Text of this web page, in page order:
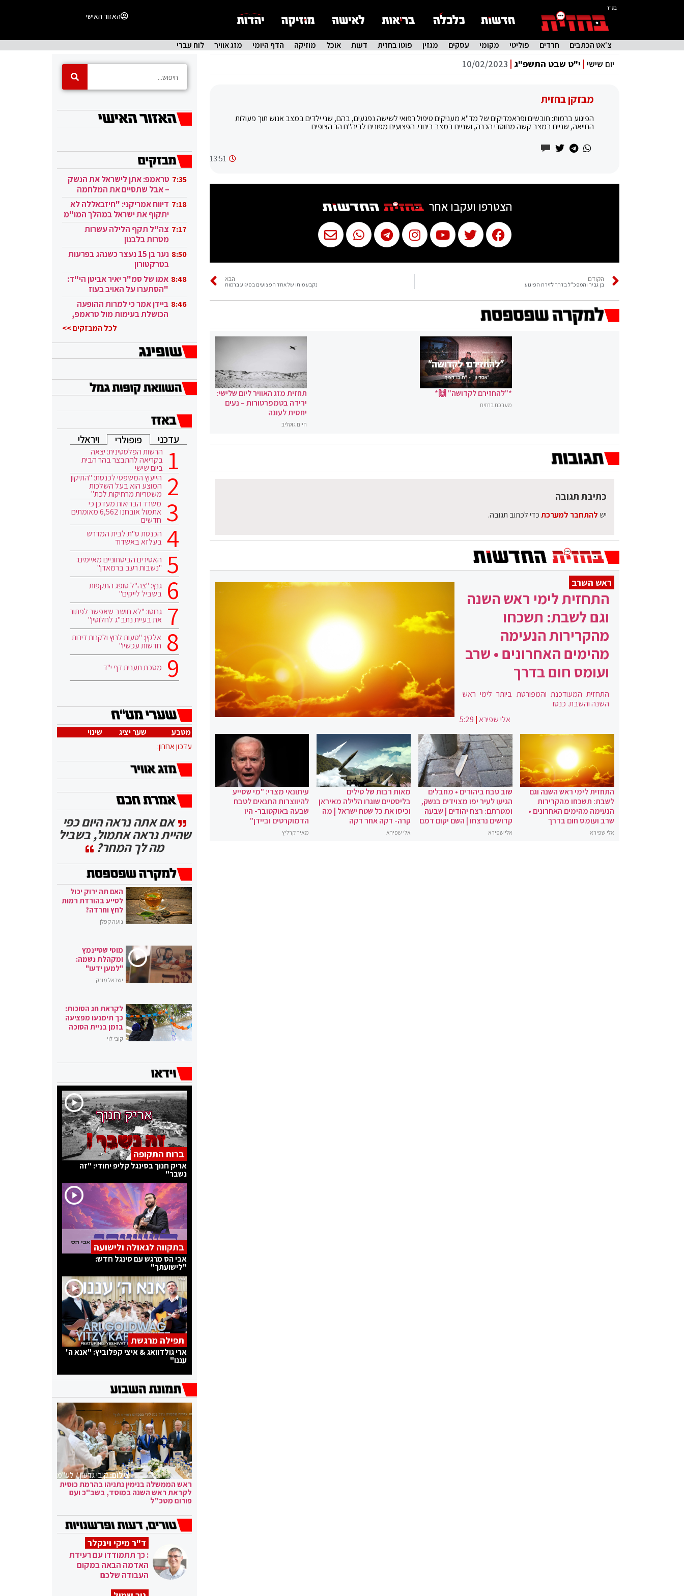
בס"ד
האזור האישי
צ'אט הכתבים חרדים פוליטי מקומי עסקים מגזין פוטו בחזית דעות אוכל מוזיקה הדף היומי מזג אוויר לוח עברי
יום שישי י"ט שבט התשפ"ג 10/02/2023
מבזקן בחזית
הפיגוע ברמות: חובשים ופראמדיקים של מד"א מעניקים טיפול רפואי לשישה נפגעים, בהם, שני ילדים במצב אנוש תוך פעולות
החייאה, שניים במצב קשה מחוסרי הכרה, ושניים במצב בינוני. הפצועים מפונים לביה"ח הר הצופים
13:51
הצטרפו ועקבו אחר
הקודם
בן גביר והמפכ"ל בדרך לזירת הפיגוע
הבא
נקבע מותו של אחד הפצועים בפיגוע ברמות
*"להחזירם לקדושה" 🙌*
מערכת בחזית
תחזית מזג האוויר ליום שלישי:
ירידה בטמפרטורות – נעים
יחסית לעונה
חיים גוטליב
כתיבת תגובה
יש להתחבר למערכתכדי לכתוב תגובה.
ראש השרב
התחזית לימי ראש השנה
וגם לשבת: תשכחו
מהקרירות הנעימה
מהימים האחרונים • שרב
ועומס חום בדרך
התחזית המעודכנת והמפורטת ביותר לימי ראש
השנה והשבת. כנסו
אלי שפירא|
5:29
התחזית לימי ראש השנה וגם
לשבת: תשכחו מהקרירות
הנעימה מהימים האחרונים •
שרב ועומס חום בדרך
אלי שפירא
שוב טבח ביהודים • מחבלים
הגיעו לעיר יפו מצוידים בנשק,
ומטרתם: רצח יהודים | שבעה
קדושים נרצחו | השם יקום דמם
אלי שפירא
מאות רבות של טילים
בליסטיים שוגרו הלילה מאיראן
וכיסו את כל שטח ישראל | מה
קרה- דקה אחר דקה
אלי שפירא
עיתונאי מצרי: "מי שסייע
להיווצרות התנאים לטבח
שבעה באוקטובר- היו
הדמוקרטים וביידן"
מאיר קרליץ
7:35 טראמפ: אתן לישראל את הנשק
– אבל שתסיים את המלחמה
בעזה 7:18 דיווח אמריקני: "חיזבאללה לא
יתקוף את ישראל במהלך המו"מ
בקטאר" 7:17 צה"ל תקף הלילה עשרות
מטרות בלבנון
8:50
נער בן 15 נעצר כשנהג בפרעות
בטרקטורון
8:48 אמו של סמ"ר יאיר אביטן הי"ד:
"הסתערו על האויב בעוז
ובגבורה" 8:46 ביידן אמר כי למרות ההופעה
הכושלת בעימות מול טראמפ,
לכל המבזקים >>
עדכני פופולרי ויראלי
הרשות הפלסטינית: יצאה
בקריאה להתבצר בהר הבית
ביום שישי
הייעוץ המשפטי לכנסת: "התיקון
המוצע הוא בעל השלכות
משטריות מרחיקות לכת"
משרד הבריאות מעדכן כי
אתמול אובחנו 6,562 מאומתים
חדשים
הכנסת ס"ת לבית המדרש
בעלזא באשדוד
האסירים הביטחוניים מאיימים:
"נשבות רעב ברמאדן"
גנץ: "צה"ל סופג התקפות
בשביל לייקים"
גרוטו: "לא חושב שאפשר לפתור
את בעיית נתב"ג לחלוטין"
אלקין: "טעות לרוץ ולקנות דירות
חדשות עכשיו"
מסכת תענית דף י"ד
מטבע שער יציג
שינוי
עדכון אחרון:
אם אתה נראה היום כפי
שהיית נראה אתמול, בשביל
מה לך המחר?
האם תה ירוק יכול
לסייע בהורדת רמות
לחץ וחרדה?
נועה קפלן
מוטי שטיינמץ
ומקהלת נשמה:
"למען ידעו"
ישראל מונק
לקראת חג הסוכות:
כך תימנעו מפציעה
בזמן בניית הסוכה
קובי לוי
ברוח התקופה
אריק חנוך בסינגל קליפ יחודי: "זה
נשבר"
בתקווה לגאולה ולישועה
אבי הס מרגש עם סינגל חדש:
"לישועתך"
תפילה מרגשת
ארי גולדוואג & איצי קפלוביץ: "אנא ה'
עננו"
צילום:קובי גדעון / לע"מ
ראש הממשלה בנימין נתניהו בהרמת כוסית
לקראת ראש השנה במוסד, בשב"כ ועם
פורום מטכ"ל
ד"ר מיקי וינקלר
: כך תתמודדו עם רעידת
האדמה הבאה במקום
העבודה שלכם